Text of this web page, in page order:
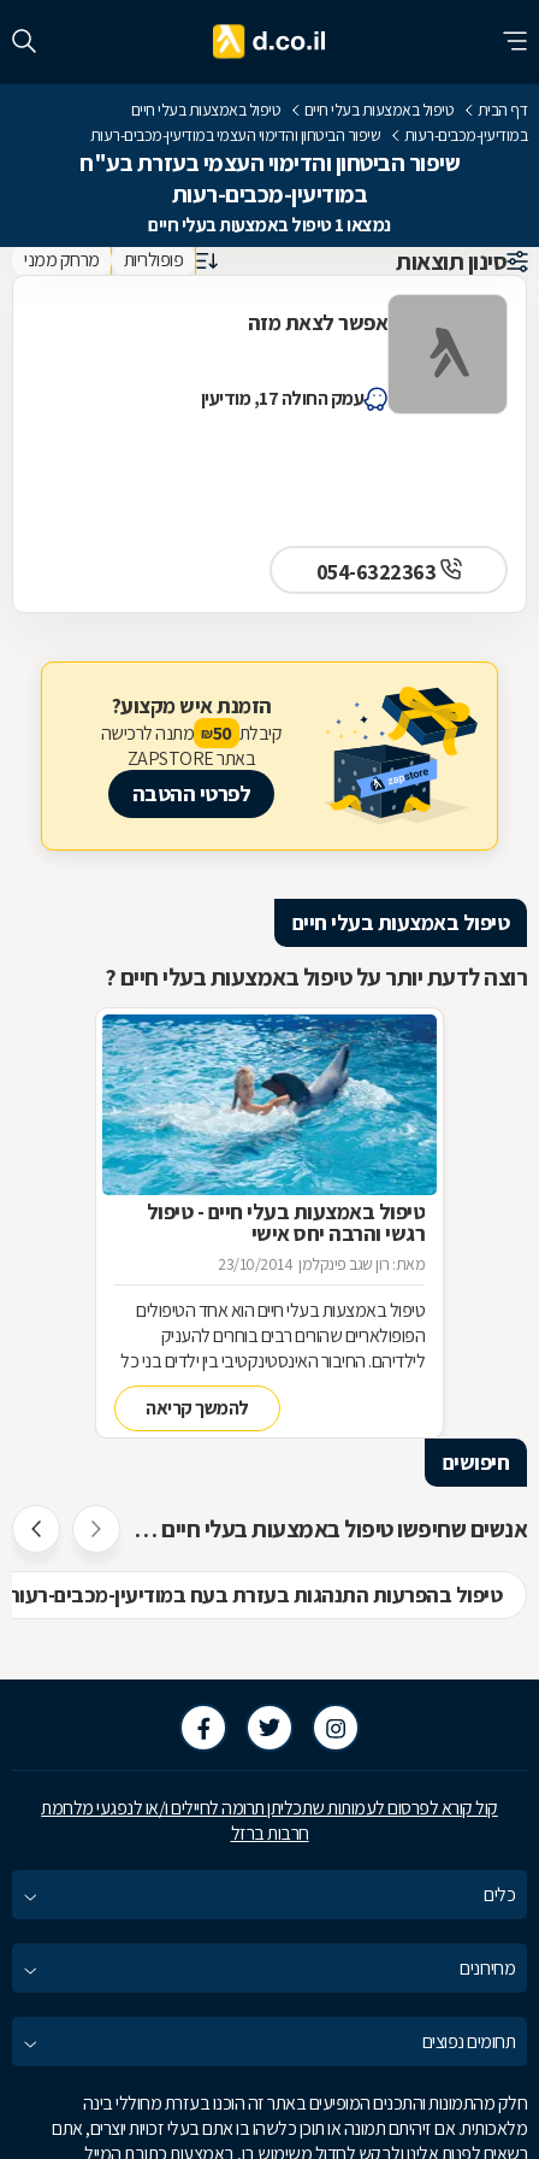
דף הבית טיפול באמצעות בעלי חיים
טיפול באמצעות בעלי חיים
במודיעין-מכבים-רעות
שיפור הביטחון והדימוי העצמי במודיעין-מכבים-רעות
שיפור הביטחון והדימוי העצמי בעזרת בע"ח
במודיעין-מכבים-רעות
נמצאו 1 טיפול באמצעות בעלי חיים
סינון תוצאות פופולריות מרחק ממני
אפשר לצאת מזה
עמק החולה 17, מודיעין
הזמנת איש מקצוע?
קיבלת 50
₪ מתנה לרכישה
באתר ZAPSTORE
לפרטי ההטבה
טיפול באמצעות בעלי חיים
רוצה לדעת יותר על טיפול באמצעות בעלי חיים ?
טיפול באמצעות בעלי חיים - טיפול
רגשי והרבה יחס אישי
מאת: רון שגב פינקלמן 23/10/2014
טיפול באמצעות בעלי חיים הוא אחד הטיפולים
הפופולאריים שהורים רבים בוחרים להעניק
לילדיהם. החיבור האינסטינקטיבי בין ילדים בני כל
הגילים לבין בעלי חיים, משמש בסיס מצוין ליצירת
קשר רגשי, לפתיחות רבה יותר, לאחריות כלפי
הזולת, ליכולת לקבל אהבה וחום ועוד-ועוד. הקשר
המסלול להכשרת מטפלים בתחום? בכתבה
להמשך קריאה
חיפושים
אנשים שחיפשו טיפול באמצעות בעלי חיים חיפשו גם
טיפול בהפרעות התנהגות בעזרת בעח במודיעין-מכבים-רעות
קול קורא לפרסום לעמותות שתכליתן תרומה לחיילים ו/או לנפגעי מלחמת
חרבות ברזל
כלים
מחירונים
תחומים נפוצים
חלק מהתמונות והתכנים המופיעים באתר זה הוכנו בעזרת מחוללי בינה
מלאכותית. אם זיהיתם תמונה או תוכן כלשהו בו אתם בעלי זכויות יוצרים, אתם
רשאים לפנות אלינו ולבקש לחדול משימוש בו, באמצעות כתובת המייל